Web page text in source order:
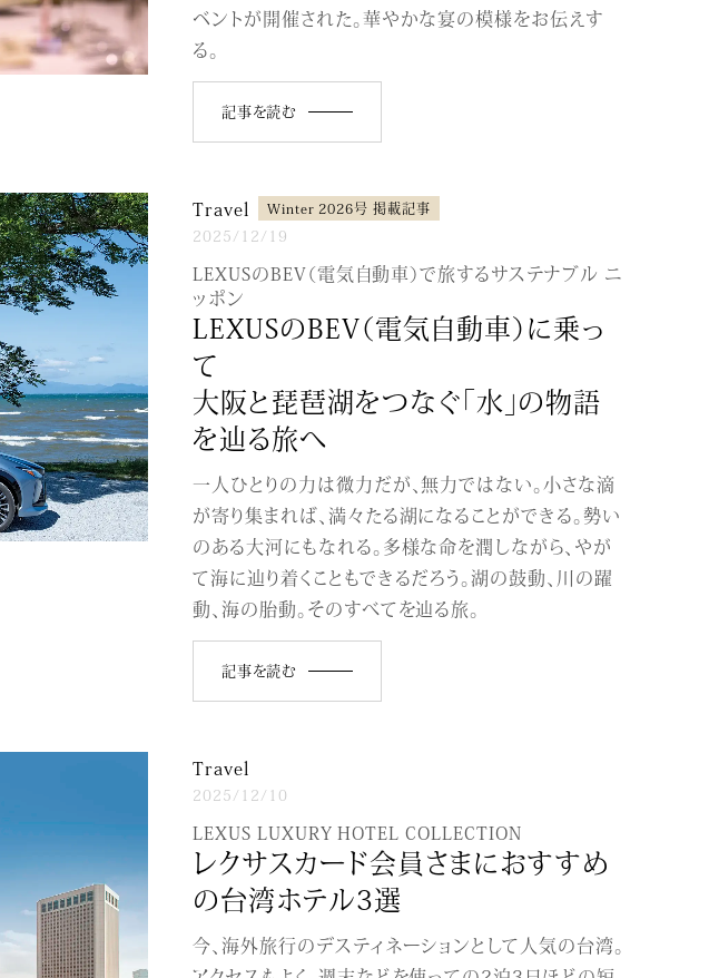
ベントが開催された。華やかな宴の模様をお伝えす
る。
記事を読む
Travel Winter 2026号 掲載記事
2025/12/19
LEXUSのBEV（電気自動車）で旅するサステナブル ニ
ッポン
LEXUSのBEV（電気⾃動⾞）に乗っ
て
大阪と琵琶湖をつなぐ「水」の物語
を辿る旅へ
一人ひとりの力は微力だが、無力ではない。小さな滴
が寄り集まれば、満々たる湖になることができる。勢い
のある大河にもなれる。多様な命を潤しながら、やが
て海に辿り着くこともできるだろう。湖の鼓動、川の躍
動、海の胎動。そのすべてを辿る旅。
記事を読む
Travel
2025/12/10
LEXUS LUXURY HOTEL COLLECTION
レクサスカード会員さまにおすすめ
の台湾ホテル3選
今、海外旅行のデスティネーションとして人気の台湾。